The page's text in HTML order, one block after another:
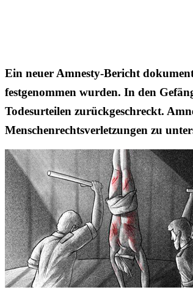
Ein neuer Amnesty-Bericht
festgenommen wurden. In den
Todesurteilen zurückgeschreckt.
Menschenrechtsverletzungen zu